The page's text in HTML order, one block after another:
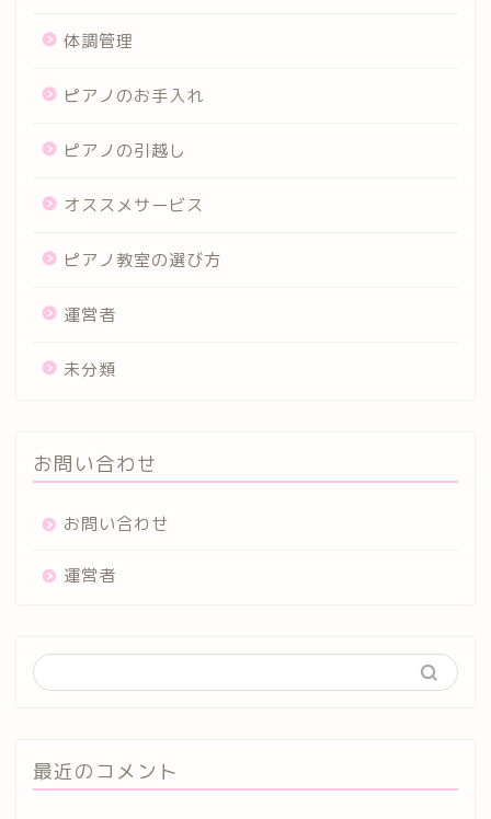
体調管理
ピアノのお手入れ
ピアノの引越し
オススメサービス
ピアノ教室の選び方
運営者
未分類
お問い合わせ
お問い合わせ
運営者
最近のコメント